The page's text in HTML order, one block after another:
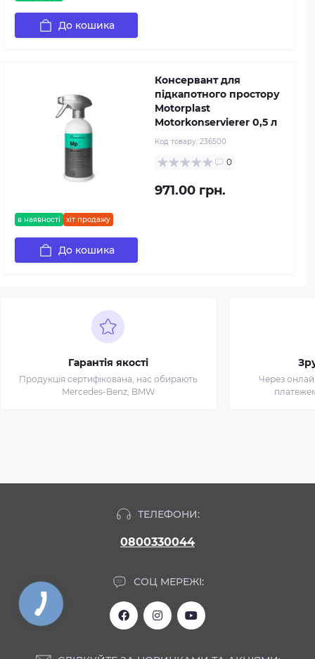
До кошика
в наявності хіт продажу
Консервант для
підкапотного простору
Motorplast
Motorkonservierer 0,5 л
Код товару: 236500
0
971.00 грн.
До кошика
Гарантія якості
Продукція сертифікована, нас обирають
Mercedes-Benz, BMW
Через
ТЕЛЕФОНИ:
0800330044
СОЦ МЕРЕЖІ: